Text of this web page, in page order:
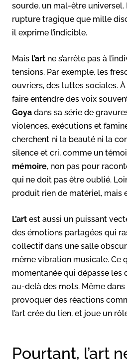
sourde, un mal-être universel.
rupture tragique que mille
il exprime l’indicible.
Mais l’art ne s’arrête pas à
tensions. Par exemple, les
ouvriers, des luttes sociales.
faire entendre des voix
Goya dans sa série de
violences, exécutions et
cherchent ni la beauté ni la
silence et cri, comme un
mémoire, non pas pour
qui ne doit pas être oublié.
produit rien de matériel, mais
L’art est aussi un puissant
des émotions partagées qui
collectif dans une salle
même vibration musicale. Ce
momentanée qui dépasse les
au-delà des mots. Même
provoquer des réactions
l’art crée du lien, et joue un
Pourtant, l’art